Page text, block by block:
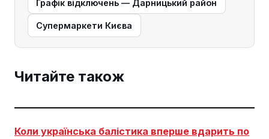
Графік відключень — Дарницький район
Супермаркети Києва
Читайте також
Коли українська балістика вперше вдарить по